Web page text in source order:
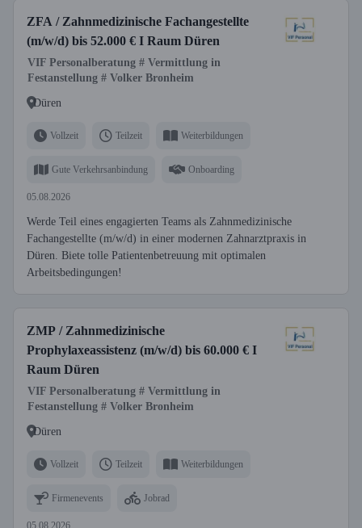
ZFA / Zahnmedizinische Fachangestellte
(m/w/d) bis 52.000 € I Raum Düren
VIF Personalberatung # Vermittlung in
Festanstellung # Volker Bronheim
Düren
Vollzeit Teilzeit Weiterbildungen
Gute Verkehrsanbindung Onboarding
05.08.2026
Werde Teil eines engagierten Teams als Zahnmedizinische
Fachangestellte (m/w/d) in einer modernen Zahnarztpraxis in
Düren. Biete tolle Patientenbetreuung mit optimalen
Arbeitsbedingungen!
ZMP / Zahnmedizinische
Prophylaxeassistenz (m/w/d) bis 60.000 € I
Raum Düren
VIF Personalberatung # Vermittlung in
Festanstellung # Volker Bronheim
Düren
Vollzeit Teilzeit Weiterbildungen
Firmenevents Jobrad
05.08.2026